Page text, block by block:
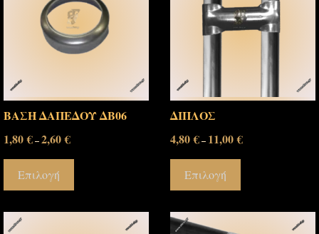
ΒΑΣΗ ΔΑΠΕΔΟΥ ΔΒ06
1,80€–2,60€
Επιλογή
ΔΙΠΛΟΣ
4,80€– 11,00€
Επιλογή